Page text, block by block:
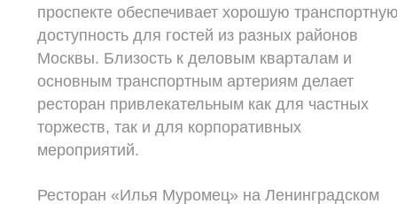
проспекте обеспечивает хорошую
доступность для гостей из разных районов
Москвы. Близость к деловым кварталам и
основным транспортным артериям делает
ресторан привлекательным как для частных
торжеств, так и для корпоративных
мероприятий.
Ресторан «Илья Муромец» на Ленинградском